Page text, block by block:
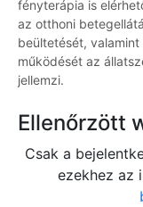
fényterápia is
az otthoni
beültetését,
működését az
jellemzi.
Ellenőrzött
Csak a
ezekhez az